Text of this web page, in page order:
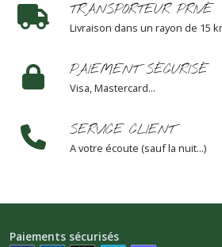
TRANSPORTEUR PRIVÉ
Livraison dans un rayon de 15
PAIEMENT SÉCURISÉ
Visa, Mastercard...
SERVICE CLIENT
A votre écoute (sauf la nuit...)
Paiements sécurisés